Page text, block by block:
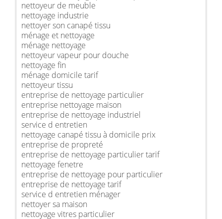
nettoyeur de meuble
nettoyage industrie
nettoyer son canapé tissu
ménage et nettoyage
ménage nettoyage
nettoyeur vapeur pour douche
nettoyage fin
ménage domicile tarif
nettoyeur tissu
entreprise de nettoyage particulier
entreprise nettoyage maison
entreprise de nettoyage industriel
service d entretien
nettoyage canapé tissu à domicile prix
entreprise de propreté
entreprise de nettoyage particulier tarif
nettoyage fenetre
entreprise de nettoyage pour particulier
entreprise de nettoyage tarif
service d entretien ménager
nettoyer sa maison
nettoyage vitres particulier